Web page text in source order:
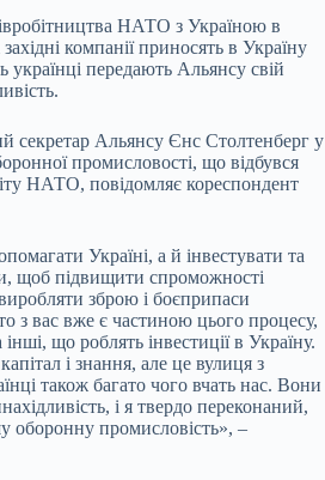
НАТО з Україною в
компанії приносять в Україну
українці передають Альянсу свій
секретар Альянсу Єнс Столтенберг у
промисловості, що відбувся
НАТО, повідомляє кореспондент
Україні, а й інвестувати та
щоб підвищити спроможності
зброю і боєприпаси
з вас вже є частиною цього процесу,
що роблять інвестиції в Україну.
і знання, але це вулиця з
також багато чого вчать нас. Вони
і я твердо переконаний,
оборонну промисловість», –